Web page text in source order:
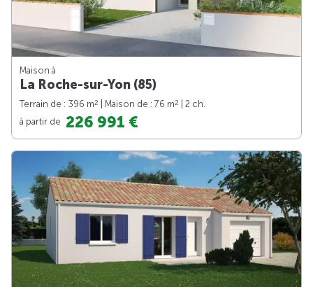
Maison à
La Roche-sur-Yon (85)
Terrain de : 396 m2 | Maison de : 76 m2
| 2 ch.
à partir de 226 991 €